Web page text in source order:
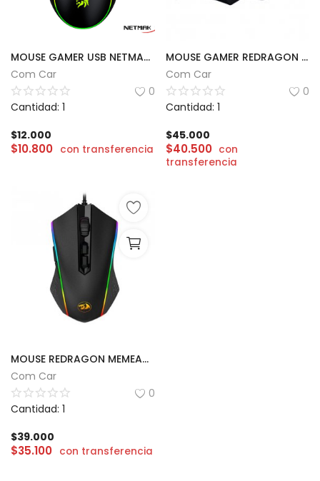
Localización
MOUSE GAMER USB NETMAK | GM53
Com Car
0
Cantidad: 1
$12.000
$10.800 con transferencia
MOUSE GAMER REDRAGON IMPACT | M908
Com Car
0
Cantidad: 1
$45.000
$40.500 con
transferencia
MOUSE REDRAGON MEMEANLION CHROMA | M710
Com Car
0
Cantidad: 1
$39.000
$35.100 con transferencia